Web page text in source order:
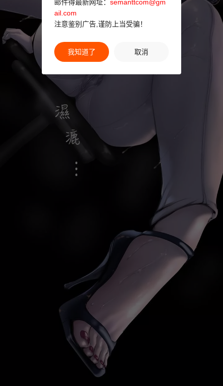
邮件得最新网址： semanttcom@gm
ail.com
注意鉴别广告,谨防上当受骗！
我知道了 取消